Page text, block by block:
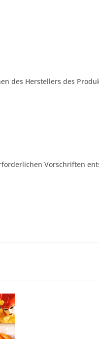
des Herstellers des
Vorschriften